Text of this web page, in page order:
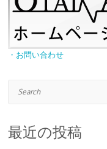
・お問い合わせ
最近の投稿